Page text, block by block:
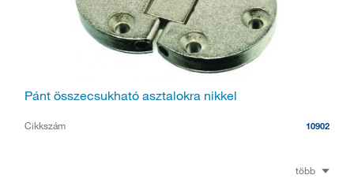
Pánt összecsukható asztalokra nikkel
Cikkszám 10902
több